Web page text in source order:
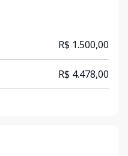
R$ 1.500,00
R$ 4.478,00